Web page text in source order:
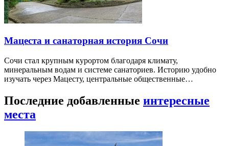
Мацеста и санаторная история Сочи
Сочи стал крупным курортом благодаря климату,
минеральным водам и системе санаториев. Историю удобно
изучать через Мацесту, центральные общественные…
Последние добавленные интересные
места